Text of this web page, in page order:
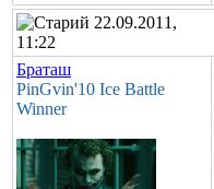
22.09.2011,
11:22
Браташ
PinGvin'10 Ice Battle
Winner